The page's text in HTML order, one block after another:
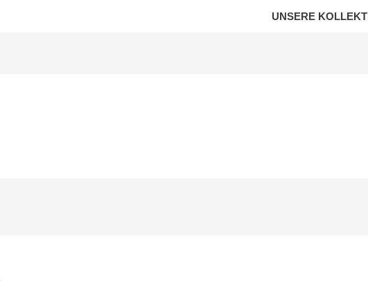
UNSERE